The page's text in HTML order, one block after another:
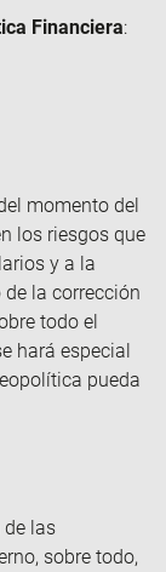
Financiera:
momento del
los riesgos que
y a la
la corrección
todo el
hará especial
pueda
de las
sobre todo,